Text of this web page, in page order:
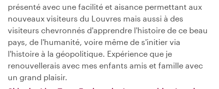
présenté avec une facilité et aisance permettant aux
nouveaux visiteurs du Louvres mais aussi à des
visiteurs chevronnés d'apprendre l'histoire de ce beau
pays, de l'humanité, voire même de s'initier via
l'histoire à la géopolitique. Expérience que je
renouvellerais avec mes enfants amis et famille avec
un grand plaisir.